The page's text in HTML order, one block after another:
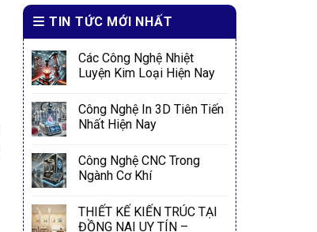
TIN TỨC MỚI NHẤT
Các Công Nghệ Nhiệt
Luyện Kim Loại Hiện Nay
Công Nghệ In 3D Tiên Tiến
Nhất Hiện Nay
Công Nghệ CNC Trong
Ngành Cơ Khí
THIẾT KẾ KIẾN TRÚC TẠI
ĐỒNG NAI UY TÍN –